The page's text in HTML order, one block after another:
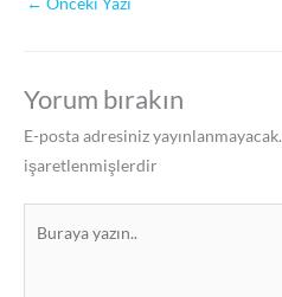
Yorum bırakın
E-posta adresiniz yayınlanmayacak.
işaretlenmişlerdir